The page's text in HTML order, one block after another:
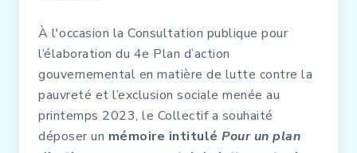
À l'occasion la Consultation publique pour
l’élaboration du 4e Plan d’action
gouvernemental en matière de lutte contre la
pauvreté et l’exclusion sociale menée au
printemps 2023, le Collectif a souhaité
déposer un mémoire intitulé Pour un plan